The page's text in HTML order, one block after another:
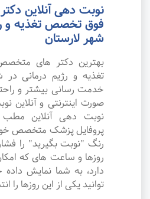
نوبت دهی آنلاین
فوق تخصص تغذیه و
شهر لارستان
بهترین دکتر های
تغذیه و رژیم درمانی در
خدمت رسانی بیشتر و
صورت اینترنتی و آنلاین
نوبت دهی آنلاین مطب
پروفایل پزشک متخصص
رنگ "نوبت بگیرید" را
روزها و ساعت های که
دارد، به شما نمایش
توانید یکی از این روزها را